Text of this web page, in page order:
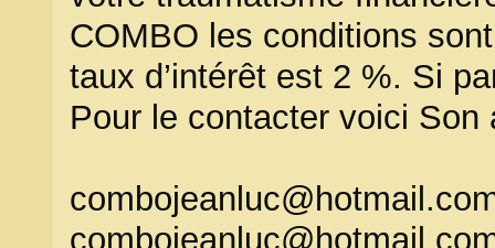
COMBO les conditions
taux d’intérêt est 2 %. Si
Pour le contacter voici Son